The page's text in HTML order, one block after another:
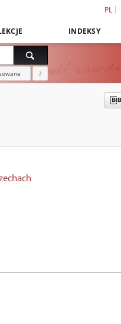
PL
INDEKSY
?